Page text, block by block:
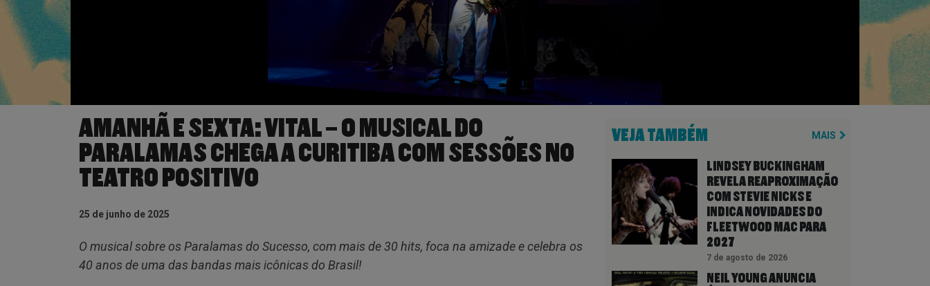
AMANHÃ E SEXTA: VITAL – O MUSICAL DO
PARALAMAS CHEGA A CURITIBA COM SESSÕES NO
TEATRO POSITIVO
25 de junho de 2025
O musical sobre os Paralamas do Sucesso, com mais de 30 hits, foca na amizade e celebra os
40 anos de uma das bandas mais icônicas do Brasil!
VEJA TAMBÉM MAIS
LINDSEY BUCKINGHAM
REVELA REAPROXIMAÇÃO
COM STEVIE NICKS E
INDICA NOVIDADES DO
FLEETWOOD MAC PARA
2027
7 de agosto de 2026
NEIL YOUNG ANUNCIA